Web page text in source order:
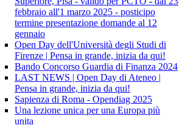
febbraio all'1 marzo 2025 - posticipo
termine presentazione domande al 12
gennaio
Open Day dell'Università degli Studi di
Firenze | Pensa in grande, inizia da qui!
Bando Concorso Guardia di Finanza 2024
LAST NEWS | Open Day di Ateneo |
Pensa in grande, inizia da qui!
Sapienza di Roma - Opendiag 2025
Una lezione unica per una Europa più
unita